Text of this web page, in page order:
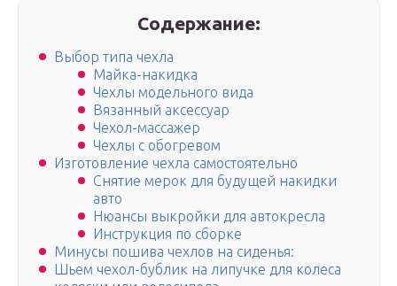
Содержание:
Выбор типа чехла
Майка-накидка
Чехлы модельного вида
Вязанный аксессуар
Чехол-массажер
Чехлы с обогревом
Изготовление чехла самостоятельно
Снятие мерок для будущей накидки
авто
Нюансы выкройки для автокресла
Инструкция по сборке
Минусы пошива чехлов на сиденья:
Шьем чехол-бублик на липучке для колеса